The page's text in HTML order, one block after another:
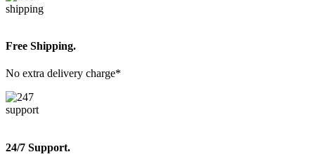
Free Shipping.
No extra delivery charge*
24/7 Support.